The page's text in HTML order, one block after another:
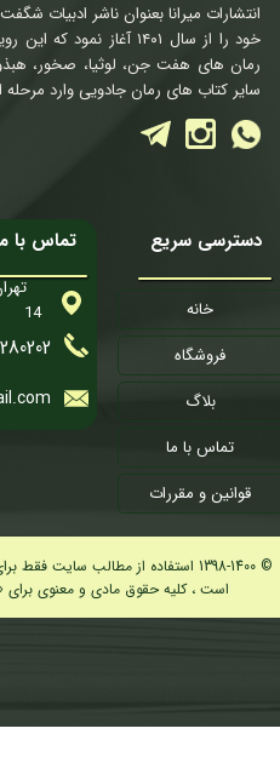
انتشارات میرانا بعنوان ناشر ادبیات
خود را از سال ۱۴۰۱ آغاز
رمان های هفت جن، لوثیا، صخور،
سایر کتاب های رمان جادویی وارد
دسترسی سریع
خانه
فروشگاه
بلاگ
تماس با ما
قوانین و مقررات
© 1398-1400 استفاده از مطالب سایت
است ، کلیه حقوق مادی و معنوی برای
تماس با
14
021-